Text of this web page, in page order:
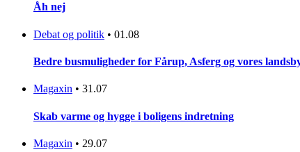
Åh nej
Debat og politik • 01.08
Bedre busmuligheder for Fårup, Asferg og vores
Magaxin • 31.07
Skab varme og hygge i boligens indretning
Magaxin • 29.07